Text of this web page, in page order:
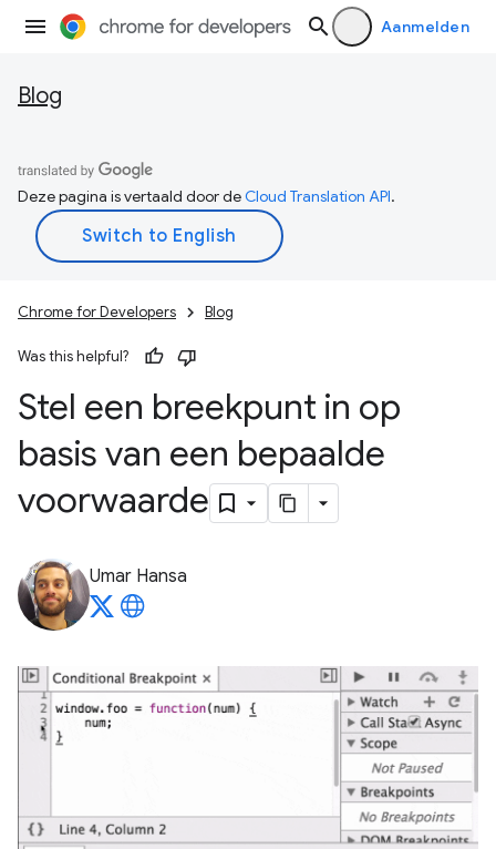
Aanmelden
Blog
Deze pagina is vertaald door deCloud Translation API.
Chrome for Developers Blog
Was this helpful?
Stel een breekpunt in op
basis van een bepaalde
voorwaarde
Umar Hansa